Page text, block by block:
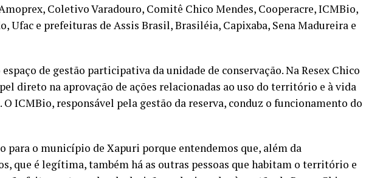
Coletivo Varadouro, Comitê Chico Mendes, Cooperacre, ICMBio,
Ufac e prefeituras de Assis Brasil, Brasiléia, Capixaba, Sena Madureira e
de gestão participativa da unidade de conservação. Na Resex Chico
direto na aprovação de ações relacionadas ao uso do território e à vida
ICMBio, responsável pela gestão da reserva, conduz o funcionamento do
para o município de Xapuri porque entendemos que, além da
que é legítima, também há as outras pessoas que habitam o território e